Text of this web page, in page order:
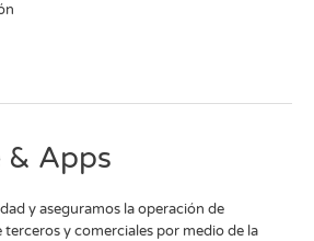
& Apps
y aseguramos la operación de
terceros y comerciales por medio de la